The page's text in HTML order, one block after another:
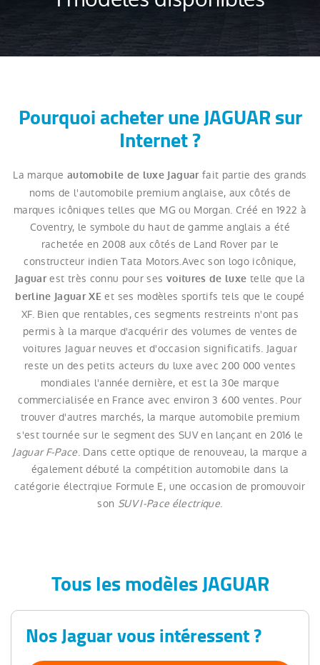
Pourquoi acheter une JAGUAR sur
Internet ?
La marque automobile de luxe Jaguar fait partie des grands
noms de l'automobile premium anglaise, aux côtés de
marques icôniques telles que MG ou Morgan. Créé en 1922 à
Coventry, le symbole du haut de gamme anglais a été
rachetée en 2008 aux côtés de Land Rover par le
constructeur indien Tata Motors.Avec son logo icônique,
Jaguarest très connu pour ses voitures de luxe telle que la
berline Jaguar XEet ses modèles sportifs tels que le coupé
XF. Bien que rentables, ces segments restreints n'ont pas
permis à la marque d'acquérir des volumes de ventes de
voitures Jaguar neuves et d'occasion significatifs. Jaguar
reste un des petits acteurs du luxe avec 200 000 ventes
mondiales l'année dernière, et est la 30e marque
commercialisée en France avec environ 3 600 ventes. Pour
trouver d'autres marchés, la marque automobile premium
s'est tournée sur le segment des SUV en lançant en 2016 le
Jaguar F-Pace. Dans cette optique de renouveau, la marque a
également débuté la compétition automobile dans la
catégorie électrqiue Formule E, une occasion de promouvoir
son SUV I-Pace électrique.
Tous les modèles JAGUAR
Nos Jaguar vous intéressent ?